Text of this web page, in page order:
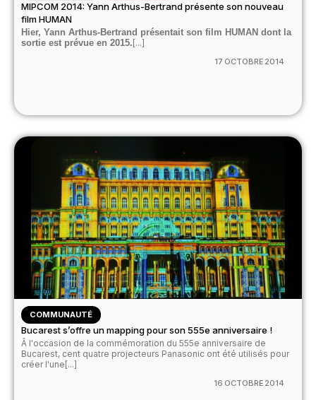
MIPCOM 2014: Yann Arthus-Bertrand présente son nouveau
film HUMAN
Hier, Yann Arthus-Bertrand présentait son film HUMAN dont la
sortie est prévue en 2015. [...]
17 OCTOBRE 2014
COMMUNAUTÉ
Bucarest s’offre un mapping pour son 555e anniversaire !
Â l'occasion de la commémoration du 555e anniversaire de
Bucarest, cent quatre projecteurs Panasonic ont été utilisés pour
créer l'une[...]
16 OCTOBRE 2014